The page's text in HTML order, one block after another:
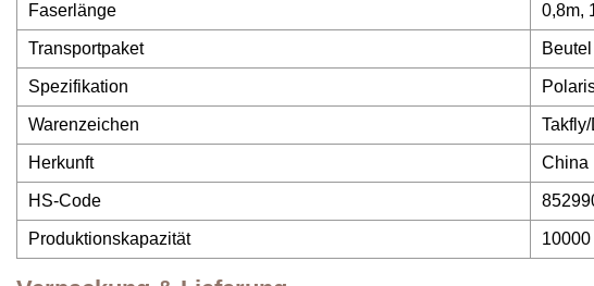
Faserlänge 0,8m,
Transportpaket
Spezifikation
Warenzeichen
Herkunft China
HS-Code
Produktionskapazität